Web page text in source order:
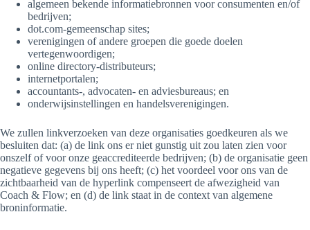
algemeen bekende informatiebronnen voor consumenten en/of
bedrijven;
dot.com-gemeenschap sites;
verenigingen of andere groepen die goede doelen
vertegenwoordigen;
online directory-distributeurs;
internetportalen;
accountants-, advocaten- en adviesbureaus; en
onderwijsinstellingen en handelsverenigingen.
We zullen linkverzoeken van deze organisaties goedkeuren als we
besluiten dat: (a) de link ons ​​er niet gunstig uit zou laten zien voor
onszelf of voor onze geaccrediteerde bedrijven; (b) de organisatie geen
negatieve gegevens bij ons heeft; (c) het voordeel voor ons van de
zichtbaarheid van de hyperlink compenseert de afwezigheid van
Coach & Flow; en (d) de link staat in de context van algemene
broninformatie.